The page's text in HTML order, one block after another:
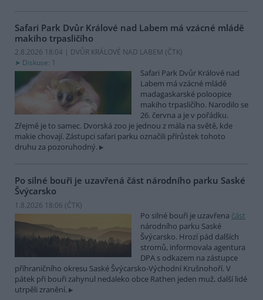
Safari Park Dvůr Králové nad Labem má vzácné mládě
makiho trpasličího
2.8.2026 18:04 | DVŮR KRÁLOVÉ NAD LABEM (ČTK)
Diskuse: 1
Safari Park Dvůr Králové nad
Labem má vzácné mládě
madagaskarské poloopice
makiho trpasličího. Narodilo se
26. června a je v pořádku.
Zřejmě je to samec. Dvorská zoo je jednou z mála na světě, kde
makie chovají. Zástupci safari parku označili přírůstek tohoto
druhu za pozoruhodný.
Po silné bouři je uzavřená část národního parku Saské
Švýcarsko
1.8.2026 18:06 (ČTK)
Po silné bouři je uzavřena část
národního parku Saské
Švýcarsko. Hrozí pád dalších
stromů, informovala agentura
DPA s odkazem na zástupce
příhraničního okresu Saské Švýcarsko-Východní Krušnohoří. V
pátek při bouři zahynul nedaleko obce Rathen jeden muž, další lidé
utrpěli zranění.